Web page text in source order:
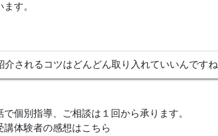
す。
介されるコツはどんどん取り入れていいんですね
個別指導、ご相談は１回から承ります。
体験者の感想はこちら